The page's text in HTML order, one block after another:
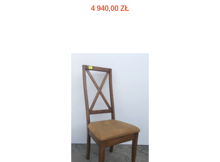
4 940,00 ZŁ
do koszyka